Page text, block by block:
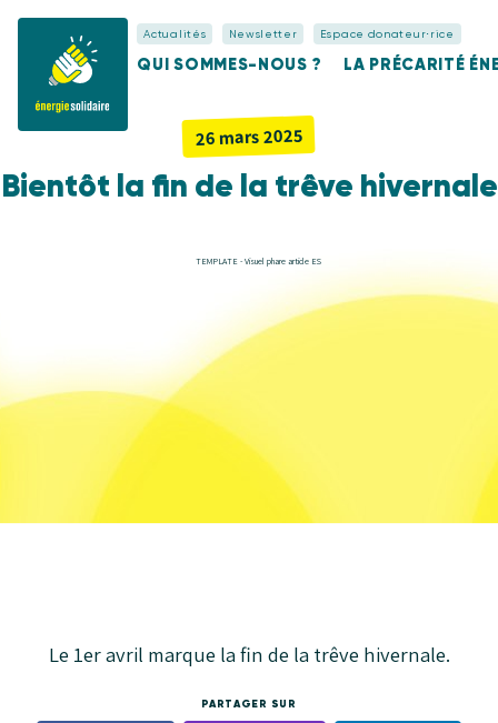
Actualités Newsletter Espace donateur⋅rice
QUI SOMMES-NOUS ? LA PRÉCARITÉ
26 mars 2025
Bientôt la fin de la trêve hivernale
Le 1er avril marque la fin de la trêve hivernale.
PARTAGER SUR